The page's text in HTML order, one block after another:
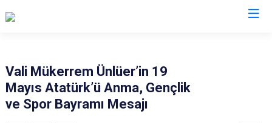
Vali Mükerrem Ünlüer’in 19
Mayıs Atatürk’ü Anma, Gençlik
ve Spor Bayramı Mesajı